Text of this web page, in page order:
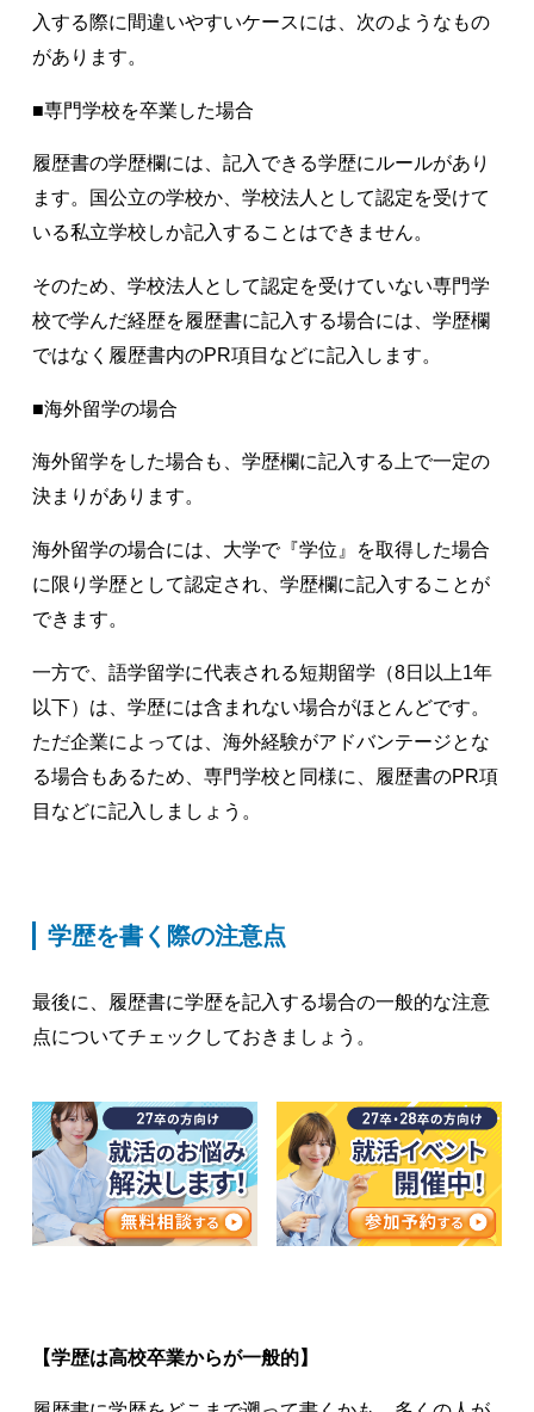
入する際に間違いやすいケースには、次のようなもの
があります。
■専門学校を卒業した場合
履歴書の学歴欄には、記入できる学歴にルールがあり
ます。国公立の学校か、学校法人として認定を受けて
いる私立学校しか記入することはできません。
そのため、学校法人として認定を受けていない専門学
校で学んだ経歴を履歴書に記入する場合には、学歴欄
ではなく履歴書内のPR項目などに記入します。
■海外留学の場合
海外留学をした場合も、学歴欄に記入する上で一定の
決まりがあります。
海外留学の場合には、大学で『学位』を取得した場合
に限り学歴として認定され、学歴欄に記入することが
できます。
一方で、語学留学に代表される短期留学（8日以上1年
以下）は、学歴には含まれない場合がほとんどです。
ただ企業によっては、海外経験がアドバンテージとな
る場合もあるため、専門学校と同様に、履歴書のPR項
目などに記入しましょう。
学歴を書く際の注意点
最後に、履歴書に学歴を記入する場合の一般的な注意
点についてチェックしておきましょう。
【学歴は高校卒業からが一般的】